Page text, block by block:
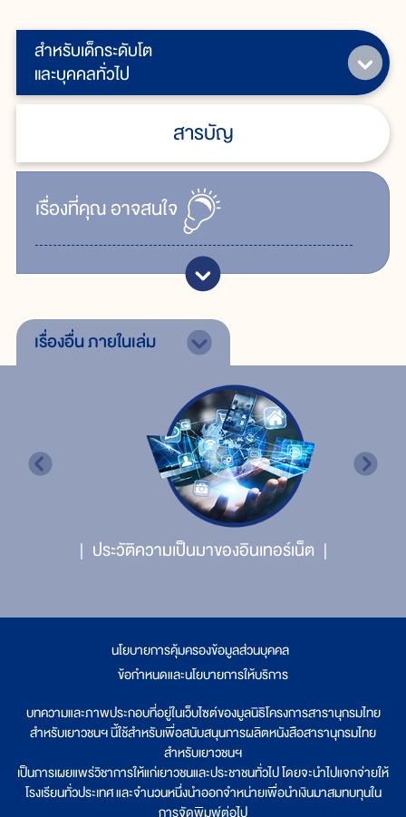
สำหรับเด็กระดับโต
และบุคคลทั่วไป
สารบัญ
เรื่ิองที่คุณอาจสนใจ
เรื่องอื่นภายในเล่ม
ประวัติความเป็นมาของอินเทอร์เน็ต
นโยบายการคุ้มครองข้อมูลส่วนบุคคล
ข้อกำหนดและนโยบายการให้บริการ
บทความและภาพประกอบที่อยู่ในเว็บไซต์ของมูลนิธิโครงการสารานุกรมไทย
สำหรับเยาวชนฯ นี้ใช้สำหรับเพื่อสนับสนุนการผลิตหนังสือสารานุกรมไทย
สำหรับเยาวชนฯ
เป็นการเผยแพร่วิชาการให้แก่เยาวชนและประชาชนทั่วไป โดยจะนำไปแจกจ่ายให้
โรงเรียนทั่วประเทศ และจำนวนหนึ่งนำออกจำหน่ายเพื่อนำเงินมาสมทบทุนใน
การจัดพิมพ์ต่อไป